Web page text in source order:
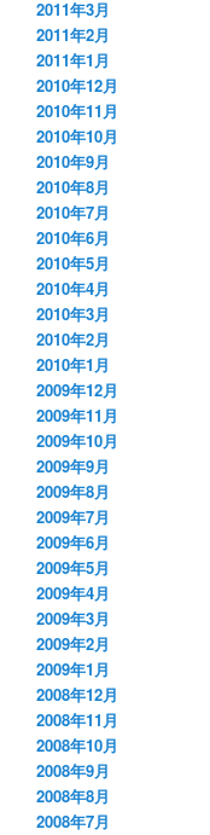
2011年3月
2011年2月
2011年1月
2010年12月
2010年11月
2010年10月
2010年9月
2010年8月
2010年7月
2010年6月
2010年5月
2010年4月
2010年3月
2010年2月
2010年1月
2009年12月
2009年11月
2009年10月
2009年9月
2009年8月
2009年7月
2009年6月
2009年5月
2009年4月
2009年3月
2009年2月
2009年1月
2008年12月
2008年11月
2008年10月
2008年9月
2008年8月
2008年7月